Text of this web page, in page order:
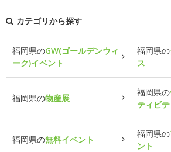
カテゴリから探す
福岡県のGW(ゴールデンウィ
ーク)イベント
福岡県の
ス
福岡県の物産展
福岡県の
ティビテ
福岡県の無料イベント
福岡県の
ント